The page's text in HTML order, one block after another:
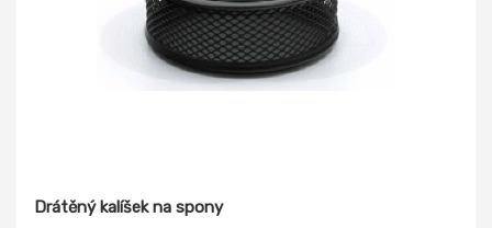
Drátěný kalíšek na spony